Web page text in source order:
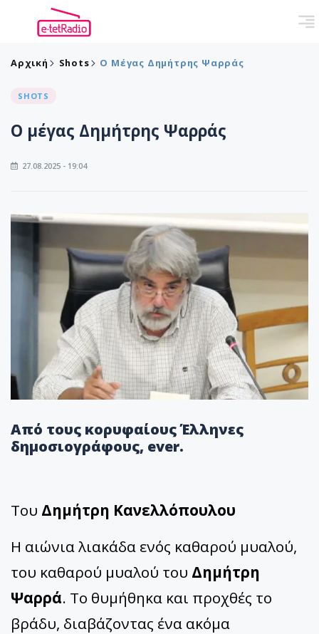
Αρχική Shots Ο Μέγας Δημήτρης Ψαρράς
SHOTS
Ο μέγας Δημήτρης Ψαρράς
27.08.2025 - 19:04
Από τους κορυφαίους Έλληνες
δημοσιογράφους, ever.
Του Δημήτρη Κανελλόπουλου
Η αιώνια λιακάδα ενός καθαρού μυαλού,
του καθαρού μυαλού του Δημήτρη
Ψαρρά. Το θυμήθηκα και προχθές το
βράδυ, διαβάζοντας ένα ακόμα